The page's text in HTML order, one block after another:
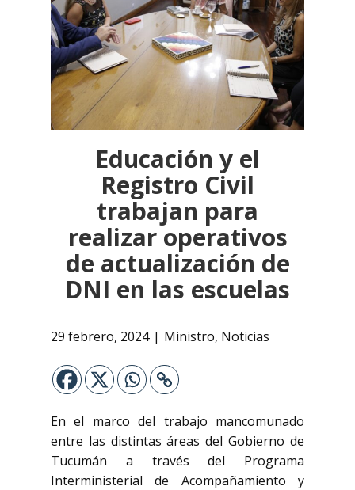
Educación y el
Registro Civil
trabajan para
realizar operativos
de actualización de
DNI en las escuelas
29 febrero, 2024 Ministro, Noticias
En el marco del trabajo mancomunado
entre las distintas áreas del Gobierno de
Tucumán a través del Programa
Interministerial de Acompañamiento y